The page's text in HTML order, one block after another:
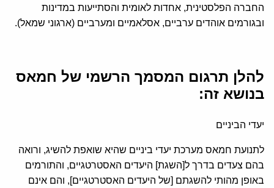
החברה הפלסטינית, אחדות לאומית והסתייעות במדינות
ובגורמים אוהדים ערביים, אסלאמיים ומערביים (ארגוני שמאל).
להלן תרגום המסמך הרשמי של חמאס
בנושא זה:
יעדי הביניים
לתנועת חמאס מערכת יעדי ביניים שהיא שואפת להשיג, ורואה
בהם צעדים בדרך ל[השגת] היעדים האסטרטגיים, והתורמים
באופן מהותי להשגתם [של היעדים האסטרטגיים], והם אינם